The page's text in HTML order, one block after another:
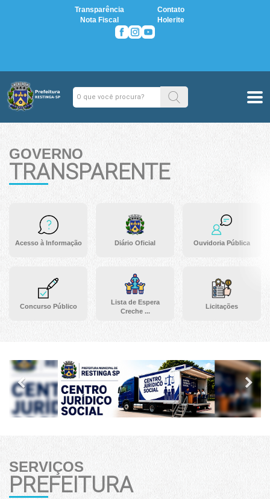
Transparência
Contato
Nota Fiscal
Holerite
GOVERNO
TRANSPARENTE
Acesso à Informação
Concurso Público
Diário Oficial
Lista de Espera
Creche ...
Ouvidoria Pública
Licitações
Previous
SERVIÇOS
PREFEITURA